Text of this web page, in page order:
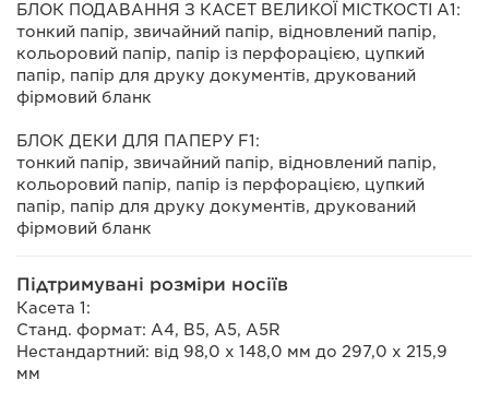
БЛОК ПОДАВАННЯ З КАСЕТ ВЕЛИКОЇ МІСТКОСТІ А1:
тонкий папір, звичайний папір, відновлений папір,
кольоровий папір, папір із перфорацією, цупкий
папір, папір для друку документів, друкований
фірмовий бланк
БЛОК ДЕКИ ДЛЯ ПАПЕРУ F1:
тонкий папір, звичайний папір, відновлений папір,
кольоровий папір, папір із перфорацією, цупкий
папір, папір для друку документів, друкований
фірмовий бланк
Підтримувані розміри носіїв
Касета 1:
Станд. формат: A4, B5, A5, A5R
Нестандартний: від 98,0 x 148,0 мм до 297,0 x 215,9
мм